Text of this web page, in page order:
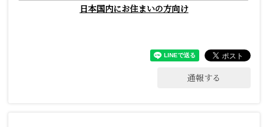
日本国内にお住まいの方向け
通報する